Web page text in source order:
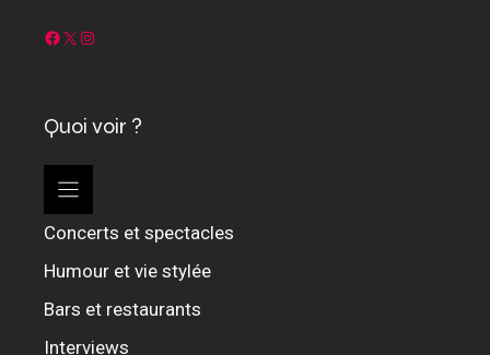
Facebook
X Instagram
Quoi voir ?
Concerts et spectacles
Humour et vie stylée
Bars et restaurants
Interviews